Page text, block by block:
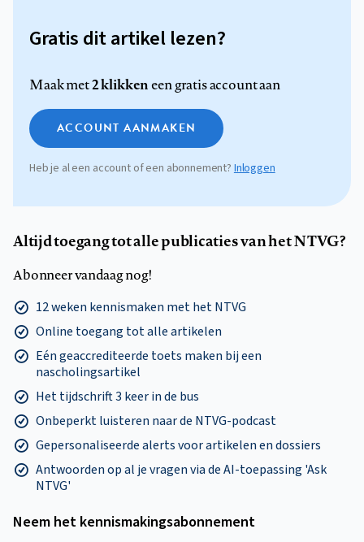
Gratis dit artikel lezen?
Maak met2 klikkeneen gratis account aan
ACCOUNT AANMAKEN
Heb je al een account of een abonnement? Inloggen
Altijd toegang tot alle publicaties van het NTVG?
Abonneer vandaag nog!
12 weken kennismaken met het NTVG
Online toegang tot alle artikelen
Eén geaccrediteerde toets maken bij een
nascholingsartikel
Het tijdschrift 3 keer in de bus
Onbeperkt luisteren naar de NTVG-podcast
Gepersonaliseerde alerts voor artikelen en dossiers
Antwoorden op al je vragen via de AI-toepassing 'Ask
NTVG'
Neem het kennismakings­abonnement